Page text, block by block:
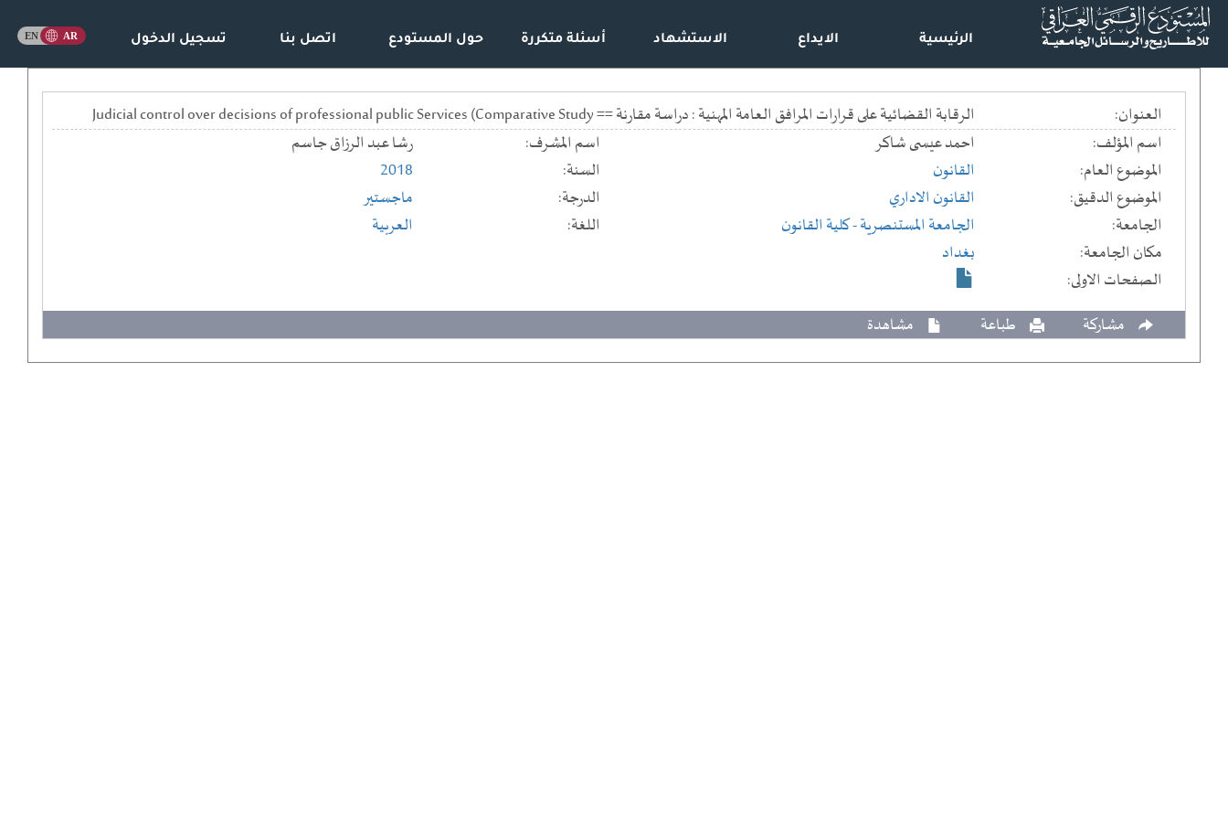
الرئيسية الايداع الاستشهاد أسئلة متكررة حول المستودع اتصل بنا تسجيل الدخول
العنوان:
الرقابة القضائية على قرارات المرافق العامة المهنية : دراسة مقارنة == Judicial control over decisions of professional public Services (Comparative Study
اسم المؤلف:
احمد عيسى شاكر اسم المشرف:
رشا عبد الرزاق جاسم
الموضوع العام:
القانون السنة:
2018
الموضوع الدقيق:
القانون الاداري الدرجة:
ماجستير
الجامعة:
الجامعة المستنصرية- كلية القانون اللغة:
العربية
مكان الجامعة:
بغداد
الصفحات الاولى:
مشاركة
طباعة مشاهدة